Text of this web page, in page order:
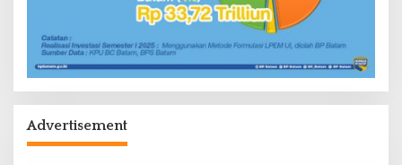
Advertisement